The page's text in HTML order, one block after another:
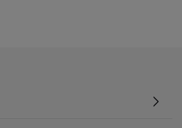
linkek